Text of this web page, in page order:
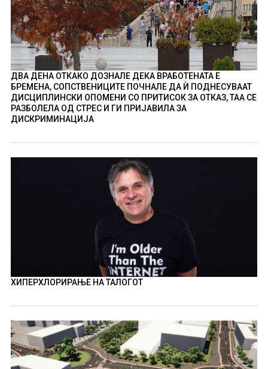
ДВА ДЕНА ОТКАКО ДОЗНАЛЕ ДЕКА ВРАБОТЕНАТА Е
БРЕМЕНА, СОПСТВЕНИЦИТЕ ПОЧНАЛЕ ДА Ѝ ПОДНЕСУВААТ
ДИСЦИПЛИНСКИ ОПОМЕНИ СО ПРИТИСОК ЗА ОТКАЗ, ТАА СЕ
РАЗБОЛЕЛА ОД СТРЕС И ГИ ПРИЈАВИЛА ЗА
ДИСКРИМИНАЦИЈА
ХИПЕРХЛОРИРАЊЕ НА ТАЛОГОТ